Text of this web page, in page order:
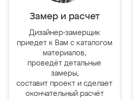
Замер и расчет
Дизайнер-замерщик
приедет к Вам с каталогом
материалов,
проведёт детальные
замеры,
составит проект и сделает
окончательный расчёт